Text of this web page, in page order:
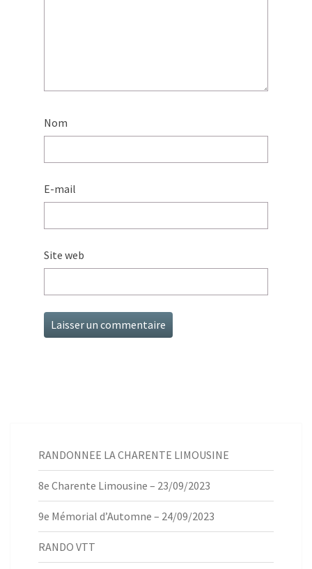
Nom
E-mail
Site web
RANDONNEE LA CHARENTE LIMOUSINE
8e Charente Limousine – 23/09/2023
9e Mémorial d’Automne – 24/09/2023
RANDO VTT